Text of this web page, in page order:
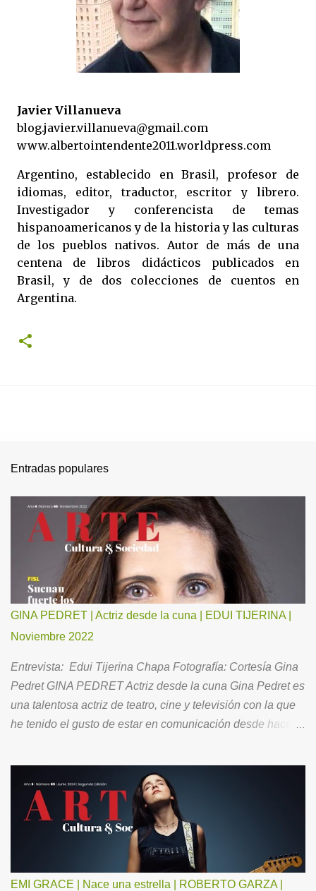
Javier Villanueva
blog.javier.villanueva@gmail.com
www.albertointendente2011.worldpress.com
Argentino, establecido en Brasil, profesor de
idiomas, editor, traductor, escritor y librero.
Investigador y conferencista de temas
hispanoamericanos y de la historia y las culturas
de los pueblos nativos. Autor de más de una
centena de libros didácticos publicados en
Brasil, y de dos colecciones de cuentos en
Argentina.
Entradas populares
GINA PEDRET | Actriz desde la cuna | EDUI TIJERINA |
Noviembre 2022
Entrevista: Edui Tijerina Chapa Fotografía: Cortesía Gina
Pedret GINA PEDRET Actriz desde la cuna Gina Pedret es
una talentosa actriz de teatro, cine y televisión con la que
he tenido el gusto de estar en comunicación desde hace
acerca de su brillante trayectoria, así como de su vida
familiar y la óptica con la que se relaciona con el entorno.
Como es mi costumbre, le pedí “comenzar por el principio”.
Mi infancia fue tranquila, feliz. Siempre fui intensa en mis
emociones y en mis sentimientos. Mis pades se
divorciaron cuando yo tenía 9 años. Fue una tristeza
EMI GRACE | Nace una estrella | ROBERTO GARZA |